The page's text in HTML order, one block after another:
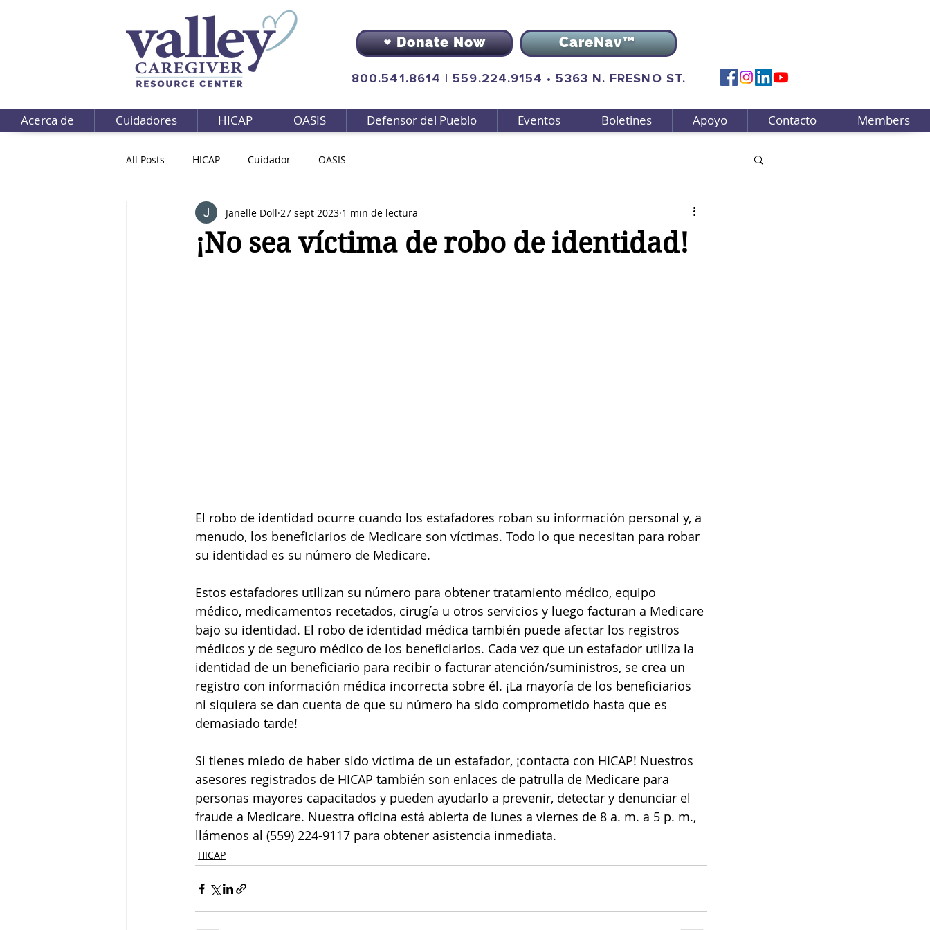
Donate Now CareNav™
800.541.8614 |559.224.9154 •5363 N. FRESNO ST.
Acerca de Cuidadores HICAP OASIS Defensor del Pueblo Eventos Boletines Apoyo Contacto Members
All Posts HICAP Cuidador OASIS
¡No sea víctima de robo de identidad!
Janelle Doll 27 sept 2023 1 min de lectura
El robo de identidad ocurre cuando los estafadores roban su información personal y, a
menudo, los beneficiarios de Medicare son víctimas. Todo lo que necesitan para robar
su identidad es su número de Medicare.
Estos estafadores utilizan su número para obtener tratamiento médico, equipo
médico, medicamentos recetados, cirugía u otros servicios y luego facturan a Medicare
bajo su identidad. El robo de identidad médica también puede afectar los registros
médicos y de seguro médico de los beneficiarios. Cada vez que un estafador utiliza la
identidad de un beneficiario para recibir o facturar atención/suministros, se crea un
registro con información médica incorrecta sobre él. ¡La mayoría de los beneficiarios
ni siquiera se dan cuenta de que su número ha sido comprometido hasta que es
demasiado tarde!
Si tienes miedo de haber sido víctima de un estafador, ¡contacta con HICAP! Nuestros
asesores registrados de HICAP también son enlaces de patrulla de Medicare para
personas mayores capacitados y pueden ayudarlo a prevenir, detectar y denunciar el
fraude a Medicare. Nuestra oficina está abierta de lunes a viernes de 8 a. m. a 5 p. m.,
llámenos al (559) 224-9117 para obtener asistencia inmediata.
HICAP